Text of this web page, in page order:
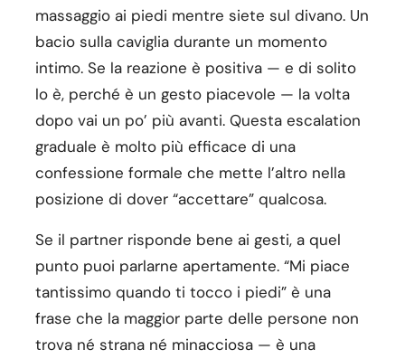
massaggio ai piedi mentre siete sul divano. Un
bacio sulla caviglia durante un momento
intimo. Se la reazione è positiva — e di solito
lo è, perché è un gesto piacevole — la volta
dopo vai un po’ più avanti. Questa escalation
graduale è molto più efficace di una
confessione formale che mette l’altro nella
posizione di dover “accettare” qualcosa.
Se il partner risponde bene ai gesti, a quel
punto puoi parlarne apertamente. “Mi piace
tantissimo quando ti tocco i piedi” è una
frase che la maggior parte delle persone non
trova né strana né minacciosa — è una